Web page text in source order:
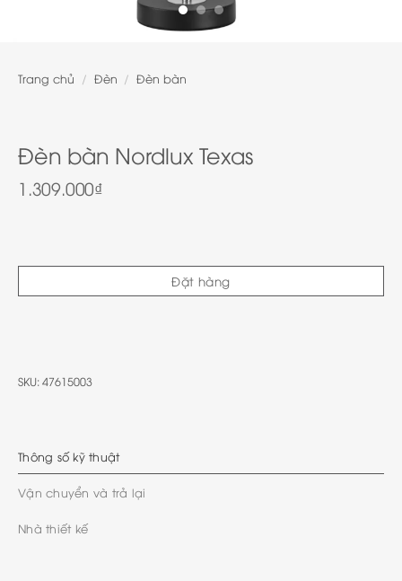
Trang chủ / Đèn / Đèn bàn
Đèn bàn Nordlux Texas
1.309.000₫
Đặt hàng
SKU:47615003
Thông số kỹ thuật
Vận chuyển và trả lại
Nhà thiết kế